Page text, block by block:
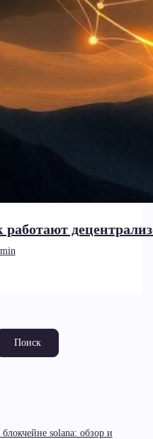
работают
Поиск
solana: обзор и